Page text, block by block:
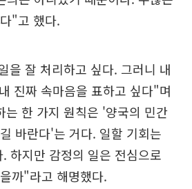
"고 했다.
을 잘 처리하고 싶다. 그러니 내
진짜 속마음을 표하고 싶다"며
는 한 가지 원칙은 '양국의 민간
바란다'는 거다. 일할 기회는
하지만 감정의 일은 전심으로
까"라고 해명했다.